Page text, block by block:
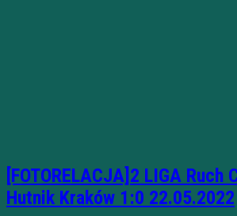
[FOTORELACJA]2 LIGA Ruch
Hutnik Kraków 1:0 22.05.2022